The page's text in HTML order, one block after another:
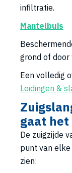
infiltratie.
Mantelbuis
grond of door
Een volledig
Leidingen &
gaat het
De zuigzijde
punt van
zien: